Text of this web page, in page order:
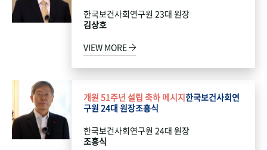
한국보건사회연구원 23대 원장
김상호
VIEW MORE
개원 51주년 설립 축하 메시지한국보건사회연
구원 24대 원장조흥식
한국보건사회연구원 24대 원장
조흥식